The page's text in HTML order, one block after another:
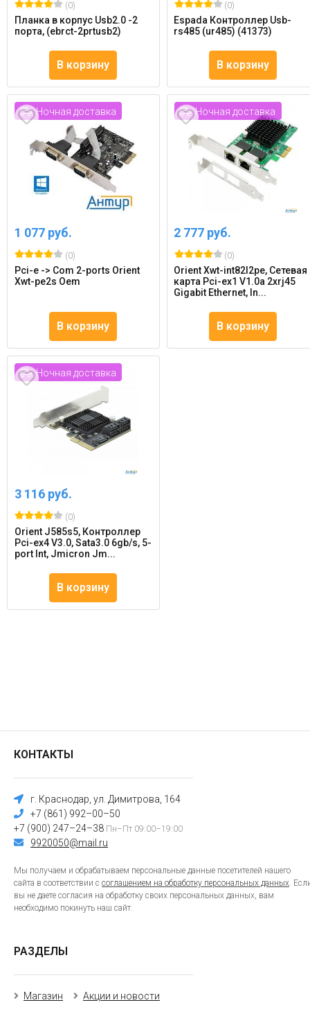
(0)
Планка в корпус Usb2.0 -2
порта, (ebrct-2prtusb2)
В корзину
(0)
Espada Контроллер Usb-
rs485 (ur485) (41373)
В корзину
Ночная доставка
1 077 руб.
(0)
Pci-e -> Com 2-ports Orient
Xwt-pe2s Oem
В корзину
Ночная доставка
2 777 руб.
(0)
Orient Xwt-int82l2pe, Сетевая
карта Pci-ex1 V1.0a 2xrj45
Gigabit Ethernet, In...
В корзину
Ночная доставка
3 116 руб.
(0)
Orient J585s5, Контроллер
Pci-ex4 V3.0, Sata3.0 6gb/s, 5-
port Int, Jmicron Jm...
В корзину
КОНТАКТЫ
г. Краснодар, ул. Димитрова, 164
+7 (861) 992–00–50
+7 (900) 247–24–38 Пн–Пт 09:00–19:00
9920050@mail.ru
Мы получаем и обрабатываем персональные данные посетителей нашего
сайта в соответствии с соглашением на обработку персональных данных.
вы не даете согласия на обработку своих персональных данных, вам
необходимо покинуть наш сайт.
РАЗДЕЛЫ
Магазин Акции и новости